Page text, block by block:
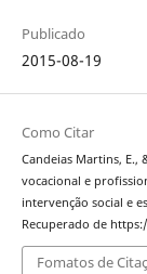
Publicado
2015-08-19
Como Citar
Candeias Martins, E.,
vocacional e
intervenção social e
Recuperado de
Fomatos de